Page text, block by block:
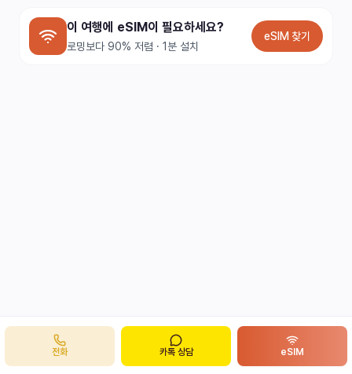
이 여행에 eSIM이 필요하세요?
로밍보다 90% 저렴 · 1분 설치
eSIM 찾기
전화 카톡 상담 eSIM